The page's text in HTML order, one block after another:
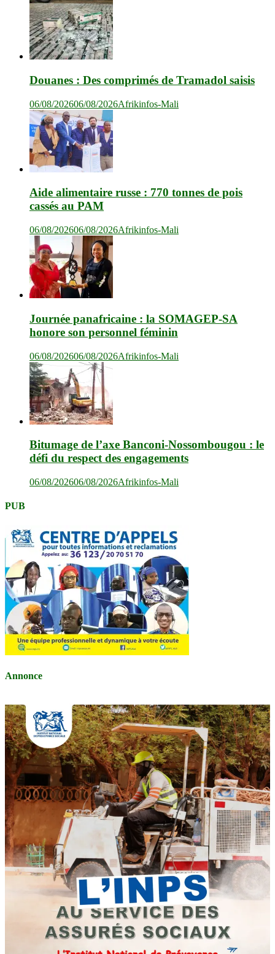
Douanes : Des comprimés de Tramadol saisis
06/08/202606/08/2026Afrikinfos-Mali
Aide alimentaire russe : 770 tonnes de pois
cassés au PAM
06/08/202606/08/2026Afrikinfos-Mali
Journée panafricaine : la SOMAGEP-SA
honore son personnel féminin
06/08/202606/08/2026Afrikinfos-Mali
Bitumage de l’axe Banconi-Nossombougou : le
défi du respect des engagements
06/08/202606/08/2026Afrikinfos-Mali
PUB
Annonce